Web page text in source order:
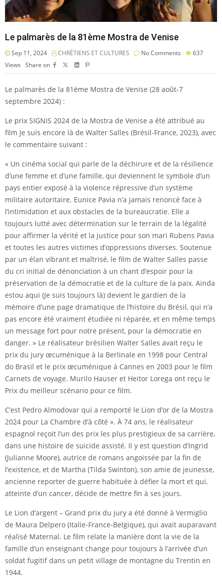
Le palmarès de la 81ème Mostra de Venise
Sep 11, 2024 CHRÉTIENS ET CULTURES No Comments
637
Views Share on
Le palmarès de la 81ème Mostra de Venise (28 août-7
septembre 2024) :
Le prix SIGNIS 2024 de la Mostra de Venise a été attribué au
film Je suis encore là de Walter Salles (Brésil-France, 2023), avec
le commentaire suivant :
« Un cinéma social qui parle de la déchirure et de la résilience
d’une femme et d’une famille, qui deviennent le symbole d’un
pays entier exposé à la violence répressive d’un système
militaire autoritaire. Eunice Pavia n’a jamais renoncé face à
l’intimidation et aux obstacles de la bureaucratie. Elle a
toujours lutté avec détermination sur le terrain de la légalité
pour affirmer la vérité et la justice pour son mari Rubens Pavia
et toutes les autres victimes d’oppressions diverses. Soutenue
par un élan vibrant et maîtrisé, le film de Walter Salles passe
du cri initial de dénonciation à un chant d’espoir pour la
préservation de la démocratie et de la culture de la paix. Ainda
estou aqui (Je suis toujours là) devient le gardien de la
mémoire d’une page dramatique de l’histoire du Brésil, qui n’a
pas encore été vraiment étudiée ni réparée, et en même temps
un message fort pour notre présent, pour la démocratie en
danger. » Le réalisateur brésilien Walter Salles avait reçu le
prix du jury œcuménique à la Berlinale en 1998 pour Central
do Brasil et le prix œcuménique à Cannes en 2003 pour le film
Carnets de voyage. Murilo Hauser et Heitor Lorega ont reçu le
Prix du meilleur scénario pour ce film.
C’est Pedro Almodovar qui a remporté le Lion d’or de la Mostra
2024 pour La Chambre d’à côté ». À 74 ans, le réalisateur
espagnol reçoit l’un des prix les plus prestigieux de sa carrière,
dans une histoire de suicide assisté. Il y est question d’Ingrid
(Julianne Moore), autrice de romans angoissée par la fin de
l’existence, et de Martha (Tilda Swinton), son amie de jeunesse,
ancienne reporter de guerre habituée à défier la mort et qui,
atteinte d’un cancer, décide de mettre fin à ses jours.
Le Lion d’argent – Grand prix du jury a été donné à Vermiglio
de Maura Delpero (Italie-France-Belgique), qui avait auparavant
réalisé Maternal. Le film relate la manière dont la vie de la
famille d’un enseignant change pour toujours à l’arrivée d’un
soldat fugitif dans un petit village de montagne du Trentin en
1944.